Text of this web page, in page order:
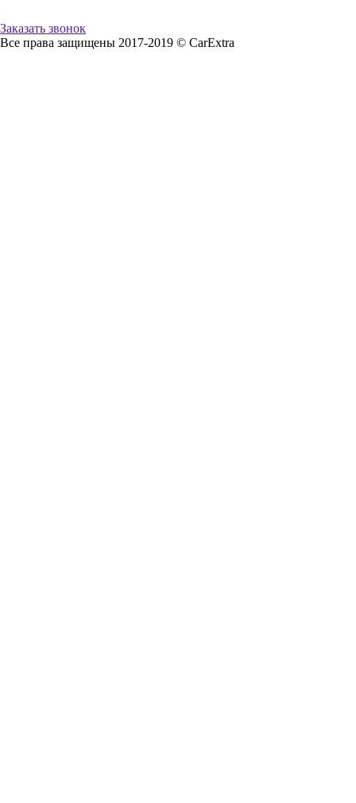
Заказать звонок
Все права защищены 2017-2019 © CarExtra